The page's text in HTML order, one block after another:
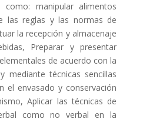
como: manipular alimentos
las reglas y las normas de
la recepción y almacenaje
Preparar y presentar
de acuerdo con la
mediante técnicas sencillas
el envasado y conservación
Aplicar las técnicas de
como no verbal en la